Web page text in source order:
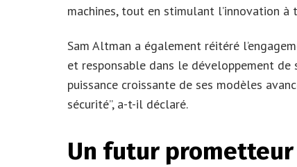
machines, tout en stimulant l’innovation à
Sam Altman a également réitéré
et responsable dans le développement
puissance croissante de ses modèles
sécurité”, a-t-il déclaré.
Un futur